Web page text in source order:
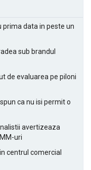
prima data in peste un
sub brandul
de evaluarea pe piloni
ca nu isi permit o
avertizeaza
uri
centrul comercial